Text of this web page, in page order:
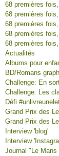
68 premières
68 premières
68 premières
68 premières
68 premières
Actualités
Albums pour
BD/Romans
Challenge: En
Challenge: Les
Défi
Grand Prix des
Grand Prix des
Interview 'blog'
Interview
Journal "Le Mans